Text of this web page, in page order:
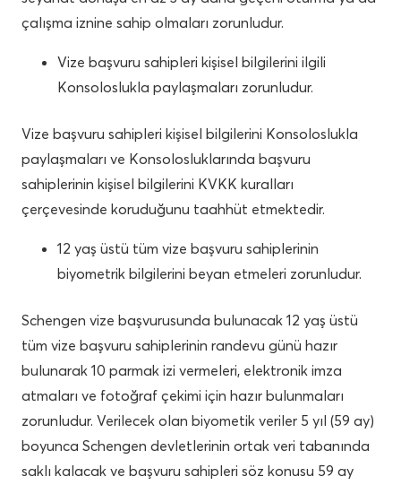
çalışma iznine sahip olmaları zorunludur.
Vize başvuru sahipleri kişisel bilgilerini ilgili
Konsoloslukla paylaşmaları zorunludur.
Vize başvuru sahipleri kişisel bilgilerini Konsoloslukla
paylaşmaları ve Konsolosluklarında başvuru
sahiplerinin kişisel bilgilerini KVKK kuralları
çerçevesinde koruduğunu taahhüt etmektedir.
12 yaş üstü tüm vize başvuru sahiplerinin
biyometrik bilgilerini beyan etmeleri zorunludur.
Schengen vize başvurusunda bulunacak 12 yaş üstü
tüm vize başvuru sahiplerinin randevu günü hazır
bulunarak 10 parmak izi vermeleri, elektronik imza
atmaları ve fotoğraf çekimi için hazır bulunmaları
zorunludur. Verilecek olan biyometik veriler 5 yıl (59 ay)
boyunca Schengen devletlerinin ortak veri tabanında
saklı kalacak ve başvuru sahipleri söz konusu 59 ay